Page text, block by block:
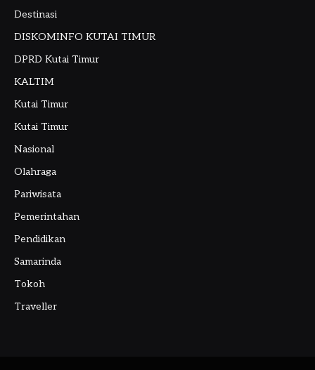
Destinasi
DISKOMINFO KUTAI TIMUR
DPRD Kutai Timur
KALTIM
Kutai Timur
Kutai Timur
Nasional
Olahraga
Pariwisata
Pemerintahan
Pendidikan
Samarinda
Tokoh
Traveller